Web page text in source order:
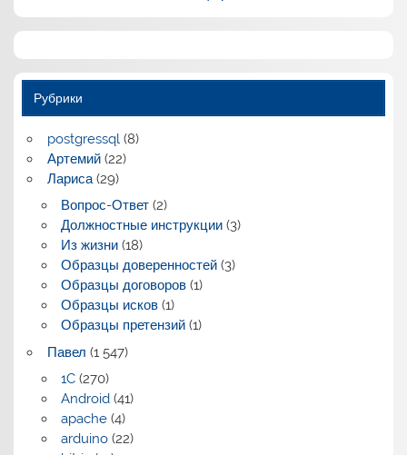
Рубрики
postgressql(8)
Артемий(22)
Лариса(29)
Вопрос-Ответ(2)
Должностные инструкции(3)
Из жизни(18)
Образцы доверенностей(3)
Образцы договоров(1)
Образцы исков(1)
Образцы претензий(1)
Павел (1 547)
1C(270)
Android(41)
apache(4)
arduino(22)